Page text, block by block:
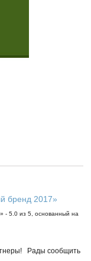
бренд 2017»
- 5.0 из 5 , основанный на
Рады сообщить